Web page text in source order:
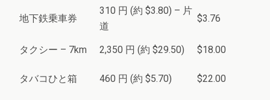
地下鉄乗車券
310 円 (約 $3.80) – 片
道
$3.76
タクシー – 7km 2,350 円 (約 $29.50) $18.00
タバコひと箱 460 円 (約 $5.70) $22.00